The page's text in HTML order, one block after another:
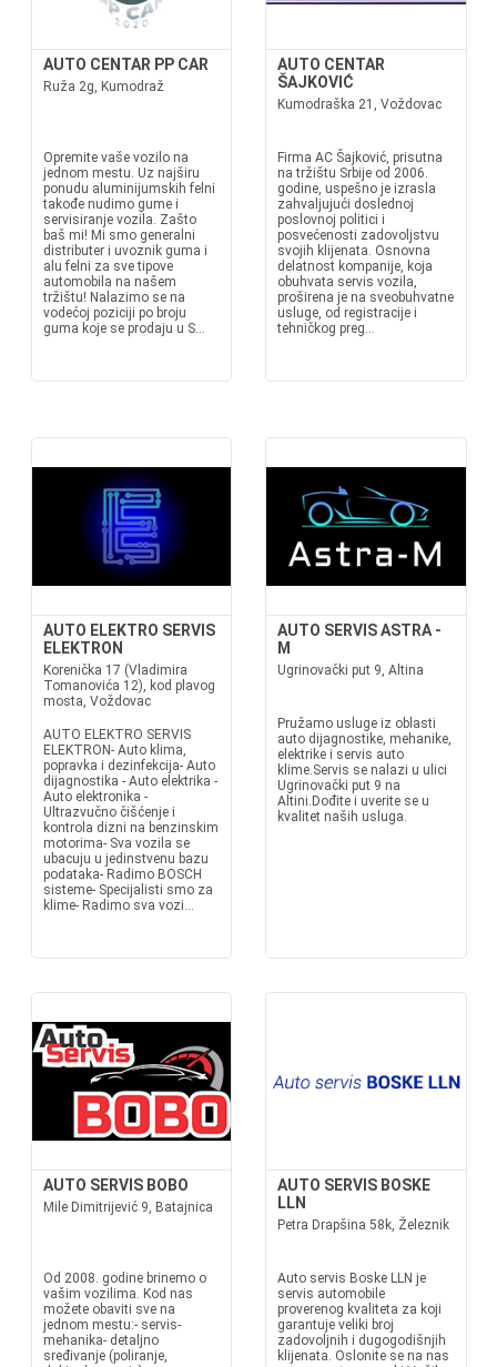
AUTO CENTAR PP CAR
Ruža 2g, Kumodraž
Opremite vaše vozilo na
jednom mestu. Uz najširu
ponudu aluminijumskih felni
takođe nudimo gume i
servisiranje vozila. Zašto
baš mi! Mi smo generalni
distributer i uvoznik guma i
alu felni za sve tipove
automobila na našem
tržištu! Nalazimo se na
vodećoj poziciji po broju
guma koje se prodaju u S...
AUTO CENTAR
ŠAJKOVIĆ
Kumodraška 21, Voždovac
Firma AC Šajković, prisutna
na tržištu Srbije od 2006.
godine, uspešno je izrasla
zahvaljujući doslednoj
poslovnoj politici i
posvećenosti zadovoljstvu
svojih klijenata. Osnovna
delatnost kompanije, koja
obuhvata servis vozila,
proširena je na sveobuhvatne
usluge, od registracije i
tehničkog preg...
AUTO ELEKTRO SERVIS
ELEKTRON
Korenička 17 (Vladimira
Tomanovića 12), kod plavog
mosta, Voždovac
AUTO ELEKTRO SERVIS
ELEKTRON- Auto klima,
popravka i dezinfekcija- Auto
dijagnostika - Auto elektrika -
Auto elektronika -
Ultrazvučno čišćenje i
kontrola dizni na benzinskim
motorima- Sva vozila se
ubacuju u jedinstvenu bazu
podataka- Radimo BOSCH
sisteme- Specijalisti smo za
klime- Radimo sva vozi...
AUTO SERVIS ASTRA -
M
Ugrinovački put 9, Altina
Pružamo usluge iz oblasti
auto dijagnostike, mehanike,
elektrike i servis auto
klime.Servis se nalazi u ulici
Ugrinovački put 9 na
Altini.Dođite i uverite se u
kvalitet naših usluga.
AUTO SERVIS BOBO
Mile Dimitrijević 9, Batajnica
Od 2008. godine brinemo o
vašim vozilima. Kod nas
možete obaviti sve na
jednom mestu:- servis-
mehanika- detaljno
sređivanje (poliranje,
AUTO SERVIS BOSKE
LLN
Petra Drapšina 58k, Železnik
Auto servis Boske LLN je
servis automobile
proverenog kvaliteta za koji
garantuje veliki broj
zadovoljnih i dugogodišnjih
klijenata. Oslonite se na nas